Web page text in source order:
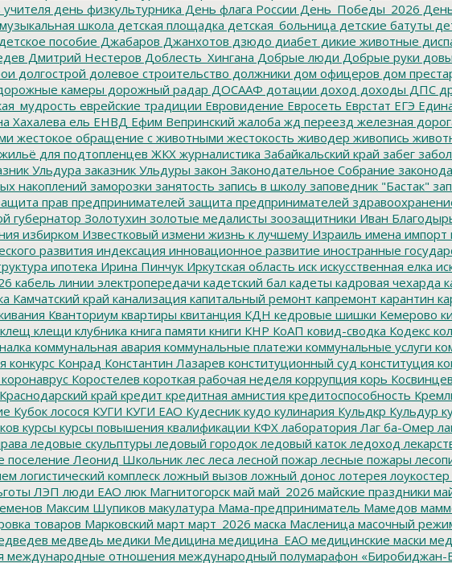
день физкультурника День флага России День_Победы_2026
школа детская площадка детская_больница детские батуты
детское пособие Джабаров Джанхотов дзюдо диабет дикие животные
Дмитрий Нестеров Доблесть_Хингана Добрые люди Добрые руки
долгострой долевое строительство должники дом офицеров дом
камеры дорожный радар ДОСААФ дотации доход доходы ДПС
еврейские традиции Евровидение Евросеть Еврстат ЕГЭ
Хахалева ель ЕНВД Ефим Вепринский жалоба жд переезд железная
жестокое обращение с животными жестокость живодер живопись
жильё для подтопленцев ЖКХ журналистика Забайкальский край забег
Ульдура заказник Ульдуры закон Законодательное Собрание
накоплений заморозки занятость запись в школу заповедник "Бастак"
прав предпринимателей защита предпринимателей
губернатор Золотухин золотые медалисты зоозащитники Иван
избирком Известковый измени жизнь к лучшему Израиль имена импорт
развития индексация инновационное развитие иностранные
ипотека Ирина Пинчук Иркутская область иск искусственная елка
кабель линии электропередачи кадетский бал кадеты кадровая чехарда
Камчатский край канализация капитальный ремонт капремонт карантин
Кванториум квартиры квитанция КДН кедровые шишки Кемерово
клещ клещи клубника книга памяти книги КНР КоАП ковид-сводка Кодекс
коммунальная авария коммунальные платежи коммунальные услуги
конкурс Конрад Константин Лазарев конституционный суд конституция
коронаврус Коростелев короткая рабочая неделя коррупция корь Косвинцев
Краснодарский край кредит кредитная амнистия кредитоспособность
Кубок лосося КУГИ КУГИ ЕАО Кудесник кудо кулинария Кульдкр Кульдур
курсы курсы повышения квалификации КФХ лаборатория Лаг ба-Омер
ледовые скульптуры ледовый городок ледовый каток ледоход
поселение Леонид Школьник лес леса лесной пожар лесные пожары
логистический комплеск ложный вызов ложный донос лотерея лоукостер
ЛЭП люди ЕАО люк Магнитогорск май май_2026 майские праздники
Максим Шупиков макулатура Мама-предприниматель Мамедов
товаров Марковский март март_2026 маска Масленица масочный
медведь медики Медицина медицина_ЕАО медицинские маски
международные отношения международный полумарафон «Биробиджан-